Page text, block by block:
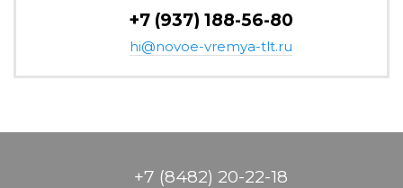
+7 (937) 188-56-80
hi@novoe-vremya-tlt.ru
+7 (8482) 20-22-18